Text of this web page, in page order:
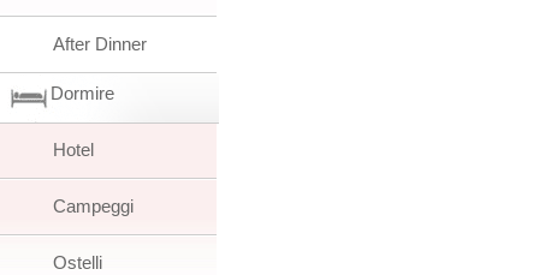
After Dinner
Dormire
Hotel
Campeggi
Ostelli